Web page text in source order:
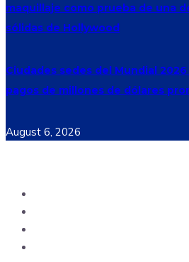
maquillaje como prueba de una
sólidas de Hollywood
Ciudades sedes del Mundial 2026
pagos de millones de dólares
August 6, 2026